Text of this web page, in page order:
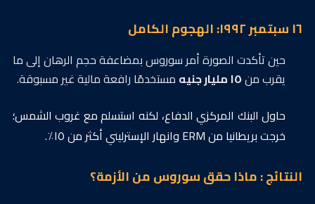
١٦ سبتمبر ١٩٩٢: الهجوم الكامل
حين تأكدت الصورة أمر سوروس بمضاعفة حجم الرهان إلى ما
يقرب من١٥ مليار جنيه
مستخدمًا رافعة مالية غير مسبوقة.
حاول البنك المركزي الدفاع، لكنه استسلم مع غروب الشمس؛
خرجت بريطانيا من ERM وانهار الإسترليني أكثر من ١٥٪.
النتائج : ماذا حقق سوروس من الأزمة؟